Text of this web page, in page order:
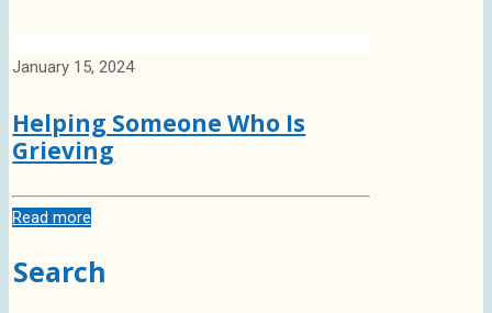
January 15, 2024
Helping Someone Who Is
Grieving
Read more
Search